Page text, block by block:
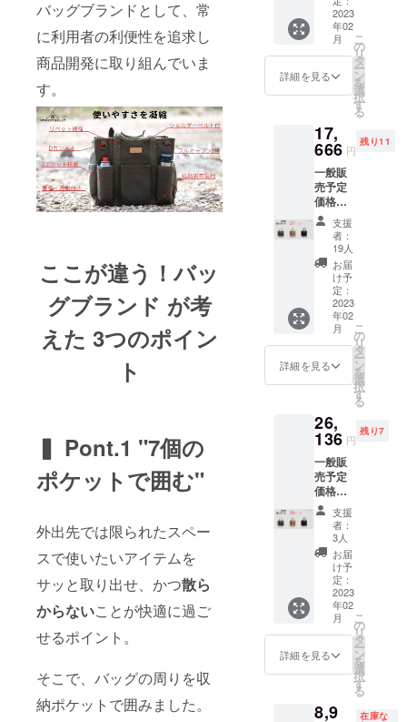
バッグブランドとして、常
に利用者の利便性を追求し
商品開発に取り組んでいま
す。
ここが違う！バッ
グブランド が考
えた 3つのポイン
ト
▍ Pont.1 "7個の
ポケットで囲む"
外出先では限られたスペー
スで使いたいアイテムを
サッと取り出せ、かつ散ら
からないことが快適に過ご
せるポイント。
そこで、バッグの周りを収
納ポケットで囲みました。
「環境に優
しく」
動物の革や
化学繊維を
なるべく使
「天然素材
の綿（コッ
トン）を素
材とした帆
布バッグ」
を広めてい
きたい。
そんな想い
日々営んで
おります。
この度は数
ジェクトの
中から当プ
ロジェクト
をご覧いた
だき誠にあ
りがとうご
ざいます。
弊社設立前
から「服や
靴は何足も
持っている
のにかばん
はいつも同
という男性
ろ、
18%OF
2178円
引きの
￥9,922
（全国
み・消
費税込
み）に
て承り
ます。
■カ
ラー：
Green
（グ
リー
ン）、
Khaki（
カー
キ）、
Charco
al
Black（
ク）の
中から1
点 ■お
届け：
2023年
2月末ま
でに完
了予定
※お申し
込み順
に2023
年1月中
旬ごろ
から発
送予定
です。
※ 発送
ます。
2023
年02
月
詳細を見る
こ
の
リ
タ
ー
ン
を
選
択
す
る
17,
666 円
残り11
一般販
売予定
価格
24,200
円 →
17,666
円
（税・
送料
込） 〈
1個あた
12,100
円 →
8,833円
（税・
込）〉
■カ
ラー：
Green
（グ
リー
ン）、
Khaki（
カー
キ）、
Charco
Black（
チャ
コール
ブラッ
ク）の
色を組
支援
者：
19人
お届
け予
定：
2023
年02
月
詳細を見る
こ
の
リ
タ
ー
ン
を
選
択
す
る
26,
136 円
残り7
一般販
売予定
価格
36,300
円 →
26,136
円
（税・
送料
込） 〈
1個あた
12,100
円 →
8,712円
（税・
込）〉
支援
者：
3人
お届
け予
定：
2023
年02
月
詳細を見る
こ
の
リ
タ
ー
ン
を
選
択
す
る
8,9 在庫な